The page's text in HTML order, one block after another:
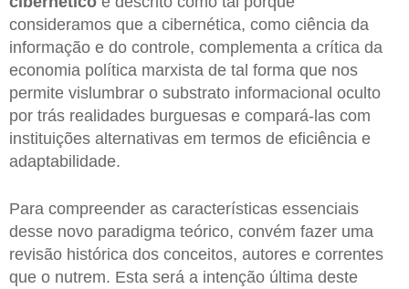
consideramos que a cibernética, como ciência da
informação e do controle, complementa a crítica da
economia política marxista de tal forma que nos
permite vislumbrar o substrato informacional oculto
por trás realidades burguesas e compará-las com
instituições alternativas em termos de eficiência e
adaptabilidade.
Para compreender as características essenciais
desse novo paradigma teórico, convém fazer uma
revisão histórica dos conceitos, autores e correntes
que o nutrem. Esta será a intenção última deste